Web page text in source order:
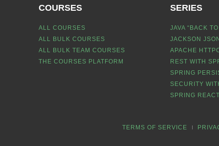
COURSES
ALL COURSES
ALL BULK COURSES
ALL BULK TEAM COURSES
THE COURSES PLATFORM
SERIES
JAVA “BACK
JACKSON
APACHE
REST WITH
SPRING
SECURITY
SPRING
TERMS OF SERVICE